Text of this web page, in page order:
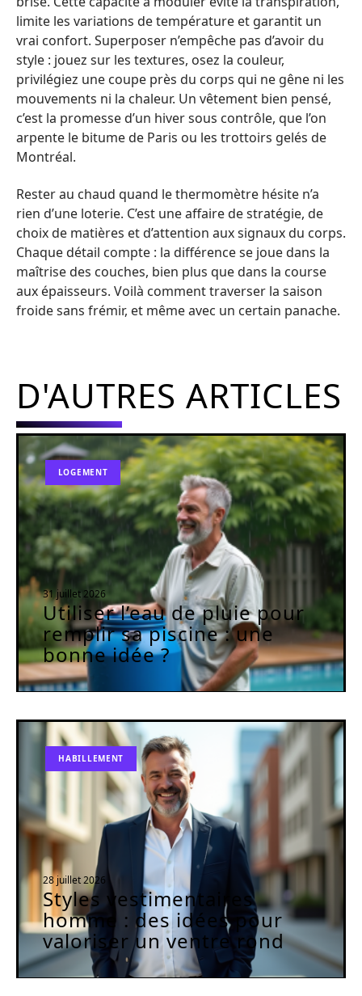
limite les variations de température et garantit un
vrai confort. Superposer n’empêche pas d’avoir du
style : jouez sur les textures, osez la couleur,
privilégiez une coupe près du corps qui ne gêne ni les
mouvements ni la chaleur. Un vêtement bien pensé,
c’est la promesse d’un hiver sous contrôle, que l’on
arpente le bitume de Paris ou les trottoirs gelés de
Montréal.
Rester au chaud quand le thermomètre hésite n’a
rien d’une loterie. C’est une affaire de stratégie, de
choix de matières et d’attention aux signaux du corps.
Chaque détail compte : la différence se joue dans la
maîtrise des couches, bien plus que dans la course
aux épaisseurs. Voilà comment traverser la saison
froide sans frémir, et même avec un certain panache.
D'AUTRES ARTICLES
LOGEMENT
31 juillet 2026
Utiliser l’eau de pluie pour
remplir sa piscine : une
bonne idée ?
HABILLEMENT
28 juillet 2026
Styles vestimentaires
homme : des idées pour
valoriser un ventre rond